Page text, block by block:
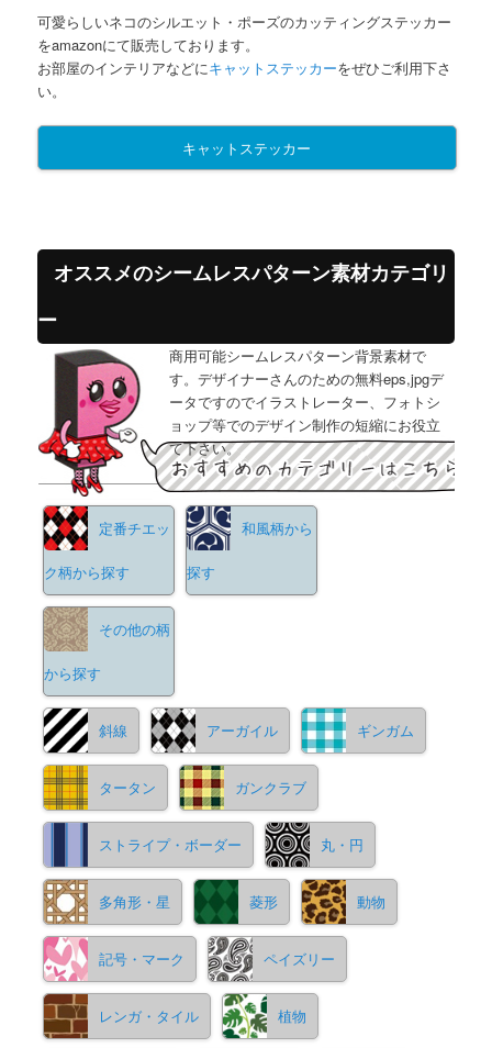
可愛らしいネコのシルエット・ポーズのカッティングステッカー
をamazonにて販売しております。
お部屋のインテリアなどにキャットステッカーをぜひご利用下さ
い。
キャットステッカー
オススメのシームレスパターン素材カテゴリ
ー
商用可能シームレスパターン背景素材で
す。デザイナーさんのための無料eps,jpgデ
ータですのでイラストレーター、フォトシ
ョップ等でのデザイン制作の短縮にお役立
て下さい。
定番チエッ
ク柄から探す
和風柄から
探す
その他の柄
から探す
斜線 アーガイル ギンガム
タータン ガンクラブ
ストライプ・ボーダー 丸・円
多角形・星 菱形 動物
記号・マーク ペイズリー
レンガ・タイル 植物